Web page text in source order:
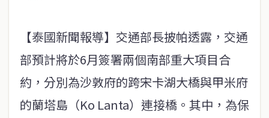
【泰國新聞報導】交通部長披帕透露，交通
部預計將於6月簽署兩個南部重大項目合
約，分別為沙敦府的跨宋卡湖大橋與甲米府
的蘭塔島（Ko Lanta）連接橋。其中，為保